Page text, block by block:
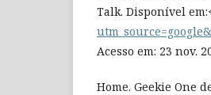
Talk. Disponível
Acesso em: 23 nov.
Home. Geekie One